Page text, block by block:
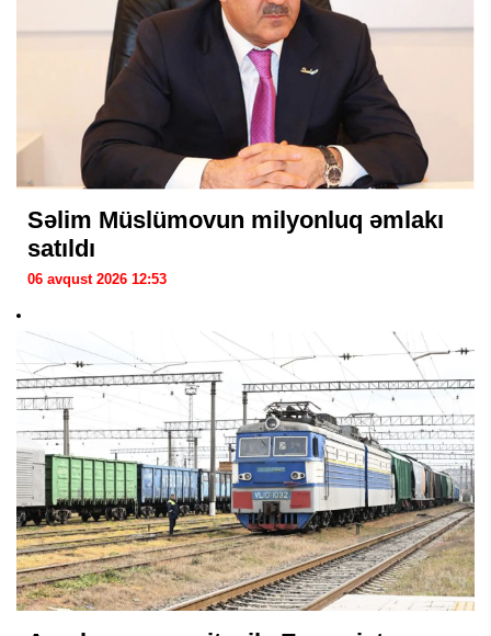
Səlim Müslümovun milyonluq əmlakı
satıldı
06 avqust 2026 12:53